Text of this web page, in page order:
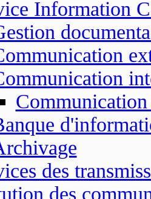
Information
Communication
des
des